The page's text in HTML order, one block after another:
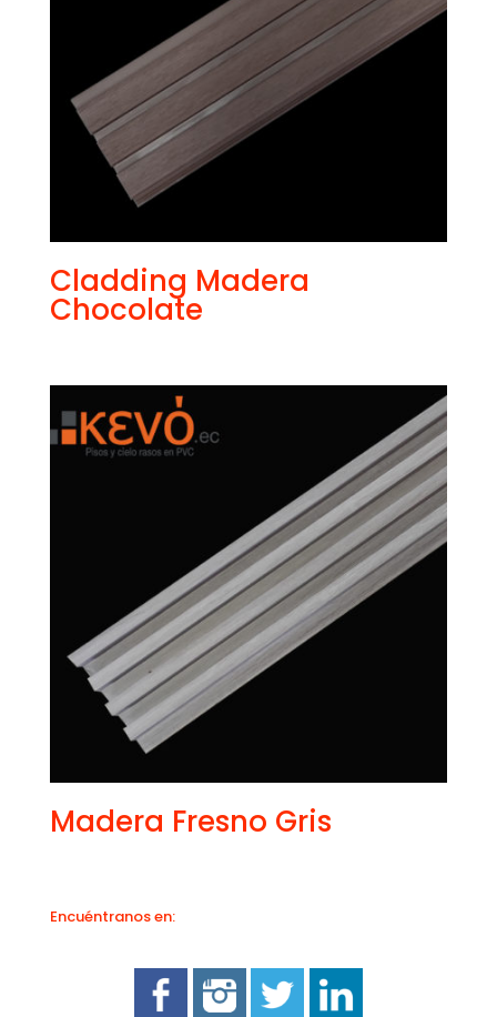
Cladding Madera
Chocolate
Madera Fresno Gris
Encuéntranos en: